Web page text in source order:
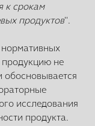
к срокам
продуктов".
продукцию не
обосновывается
исследования
продукта.